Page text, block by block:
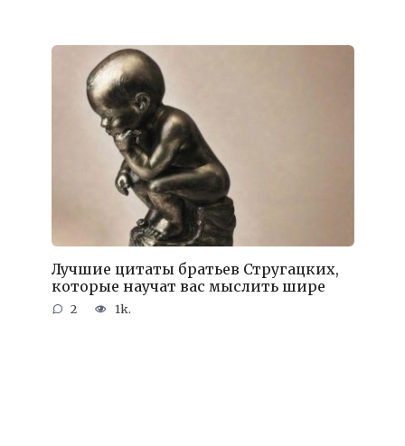
Лучшие цитаты братьев Стругацких,
которые научат вас мыслить шире
2 1k.